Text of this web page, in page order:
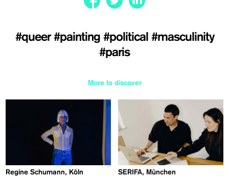
#queer#painting #political #masculinity
#paris
More to discover
Regine Schumann, Köln SERIFA, München